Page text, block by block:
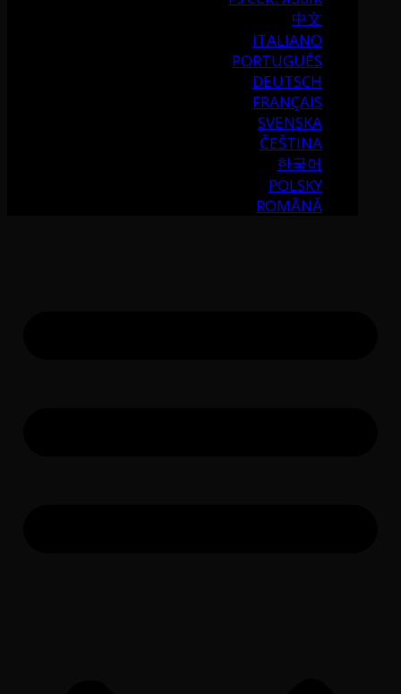
中文
ITALIANO
PORTUGUÉS
DEUTSCH
FRANÇAIS
SVENSKA
ČEŠTINA
한국어
POLSKY
ROMÂNĂ